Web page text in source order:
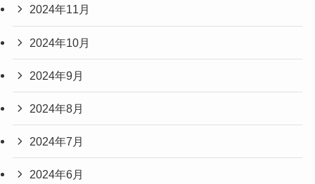
2024年11月
2024年10月
2024年9月
2024年8月
2024年7月
2024年6月